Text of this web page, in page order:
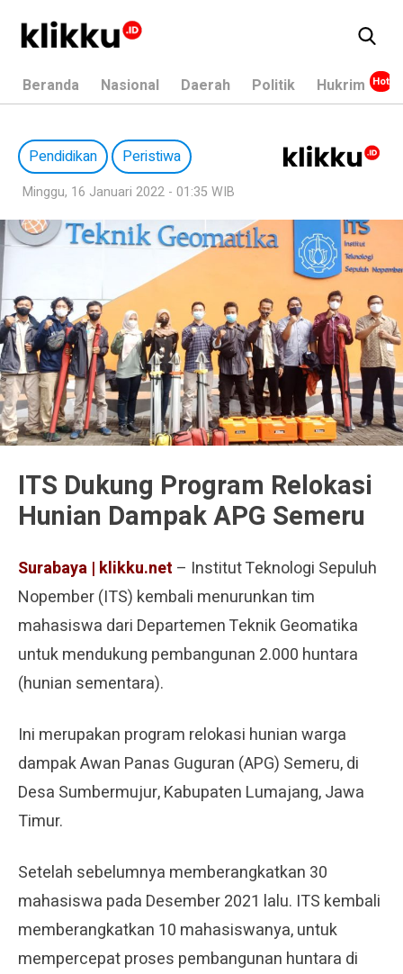
Beranda Nasional Daerah Politik Hukrim
Pendidikan Peristiwa
Minggu, 16 Januari 2022 - 01:35 WIB
ITS Dukung Program Relokasi
Hunian Dampak APG Semeru
Surabaya | klikku.net – Institut Teknologi Sepuluh
Nopember (ITS) kembali menurunkan tim
mahasiswa dari Departemen Teknik Geomatika
untuk mendukung pembangunan 2.000 huntara
(hunian sementara).
Ini merupakan program relokasi hunian warga
dampak Awan Panas Guguran (APG) Semeru, di
Desa Sumbermujur, Kabupaten Lumajang, Jawa
Timur.
Setelah sebelumnya memberangkatkan 30
mahasiswa pada Desember 2021 lalu. ITS kembali
memberangkatkan 10 mahasiswanya, untuk
mempercepat proses pembangunan huntara di